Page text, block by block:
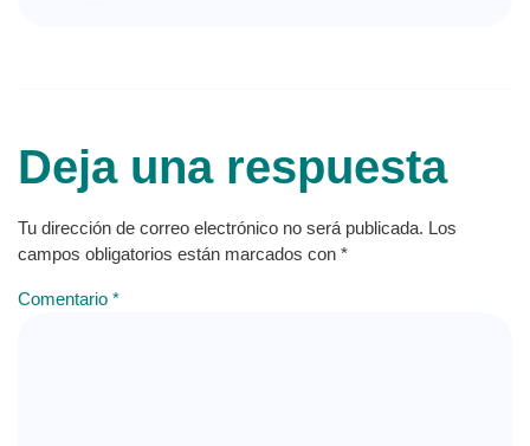
Deja una respuesta
Tu dirección de correo electrónico no será publicada. Los
campos obligatorios están marcados con *
Comentario *